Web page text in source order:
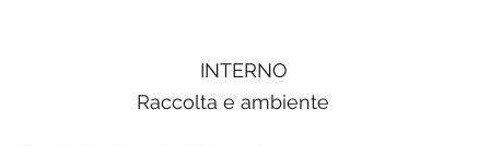
INTERNO
Raccolta e ambiente